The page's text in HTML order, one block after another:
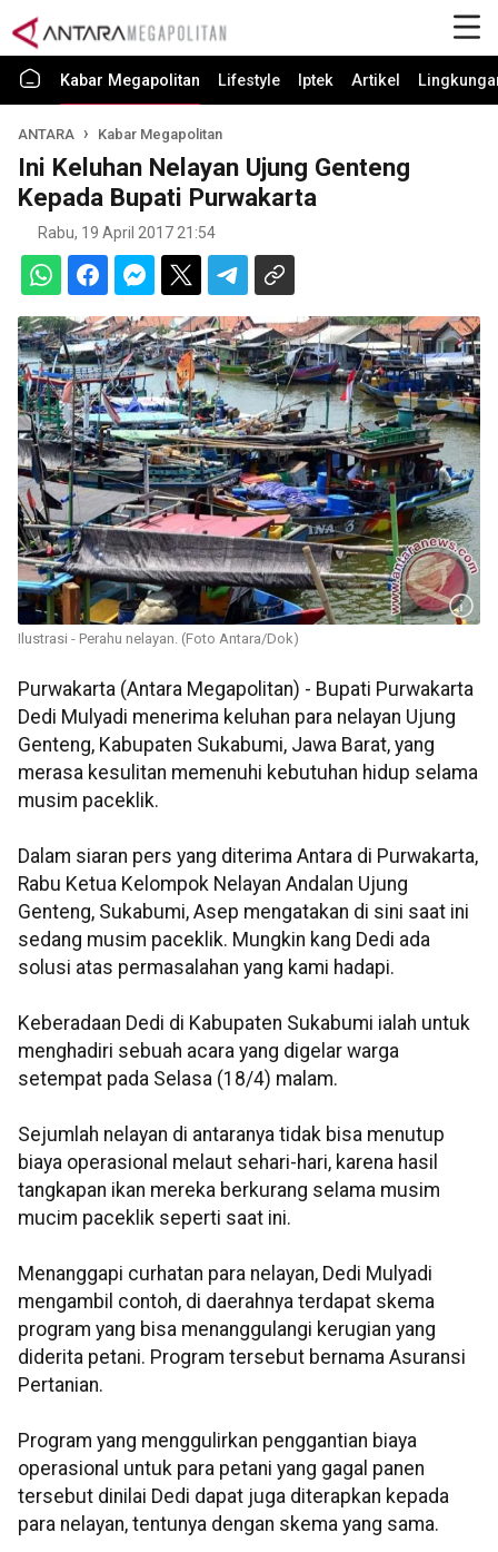
Kabar Megapolitan Lifestyle Iptek Artikel
ANTARA Kabar Megapolitan
Ini Keluhan Nelayan Ujung Genteng
Kepada Bupati Purwakarta
Rabu, 19 April 2017 21:54
Ilustrasi - Perahu nelayan. (Foto Antara/Dok)
Purwakarta (Antara Megapolitan) - Bupati Purwakarta
Dedi Mulyadi menerima keluhan para nelayan Ujung
Genteng, Kabupaten Sukabumi, Jawa Barat, yang
merasa kesulitan memenuhi kebutuhan hidup selama
musim paceklik.
Dalam siaran pers yang diterima Antara di Purwakarta,
Rabu Ketua Kelompok Nelayan Andalan Ujung
Genteng, Sukabumi, Asep mengatakan di sini saat ini
sedang musim paceklik. Mungkin kang Dedi ada
solusi atas permasalahan yang kami hadapi.
Keberadaan Dedi di Kabupaten Sukabumi ialah untuk
menghadiri sebuah acara yang digelar warga
setempat pada Selasa (18/4) malam.
Sejumlah nelayan di antaranya tidak bisa menutup
biaya operasional melaut sehari-hari, karena hasil
tangkapan ikan mereka berkurang selama musim
mucim paceklik seperti saat ini.
Menanggapi curhatan para nelayan, Dedi Mulyadi
mengambil contoh, di daerahnya terdapat skema
program yang bisa menanggulangi kerugian yang
diderita petani. Program tersebut bernama Asuransi
Pertanian.
Program yang menggulirkan penggantian biaya
operasional untuk para petani yang gagal panen
tersebut dinilai Dedi dapat juga diterapkan kepada
para nelayan, tentunya dengan skema yang sama.